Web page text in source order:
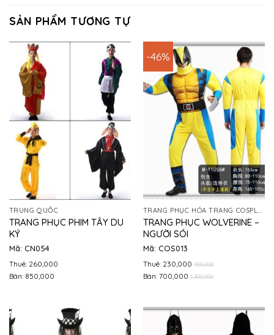
SẢN PHẨM TƯƠNG TỰ
TRUNG QUỐC
TRANG PHỤC PHIM TÂY DU
KÝ
Mã: CN054
Thuê: 260,000
Bán: 850,000
-46%
TRANG PHỤC HÓA TRANG COSPLAY
TRANG PHỤC WOLVERINE –
NGƯỜI SÓI
Mã: COS013
Thuê: 230,000 400,000
Bán: 700,000 1,300,000